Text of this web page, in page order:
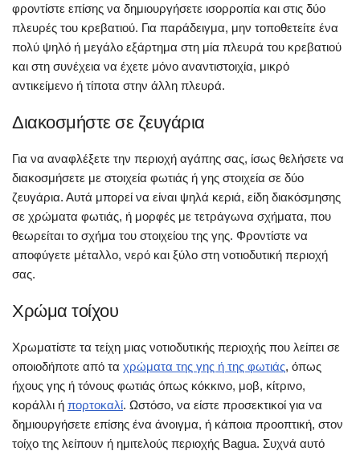
φροντίστε επίσης να δημιουργήσετε ισορροπία και στις δύο
πλευρές του κρεβατιού. Για παράδειγμα, μην τοποθετείτε ένα
πολύ ψηλό ή μεγάλο εξάρτημα στη μία πλευρά του κρεβατιού
και στη συνέχεια να έχετε μόνο αναντιστοιχία, μικρό
αντικείμενο ή τίποτα στην άλλη πλευρά.
Διακοσμήστε σε ζευγάρια
Για να αναφλέξετε την περιοχή αγάπης σας, ίσως θελήσετε να
διακοσμήσετε με στοιχεία φωτιάς ή γης στοιχεία σε δύο
ζευγάρια. Αυτά μπορεί να είναι ψηλά κεριά, είδη διακόσμησης
σε χρώματα φωτιάς, ή μορφές με τετράγωνα σχήματα, που
θεωρείται το σχήμα του στοιχείου της γης. Φροντίστε να
αποφύγετε μέταλλο, νερό και ξύλο στη νοτιοδυτική περιοχή
σας.
Χρώμα τοίχου
Χρωματίστε τα τείχη μιας νοτιοδυτικής περιοχής που λείπει σε
οποιοδήποτε από τα χρώματα της γης ή της φωτιάς, όπως
ήχους γης ή τόνους φωτιάς όπως κόκκινο, μοβ, κίτρινο,
κοράλλι ή πορτοκαλί. Ωστόσο, να είστε προσεκτικοί για να
δημιουργήσετε επίσης ένα άνοιγμα, ή κάποια προοπτική, στον
τοίχο της λείπουν ή ημιτελούς περιοχής Bagua. Συχνά αυτό